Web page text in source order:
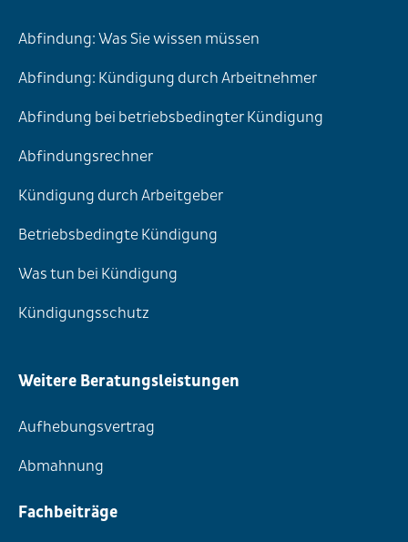
Abfindung: Was Sie wissen müssen
Abfindung: Kündigung durch Arbeitnehmer
Abfindung bei betriebsbedingter Kündigung
Abfindungsrechner
Kündigung durch Arbeitgeber
Betriebsbedingte Kündigung
Was tun bei Kündigung
Kündigungsschutz
Weitere Beratungsleistungen
Aufhebungsvertrag
Abmahnung
Fachbeiträge